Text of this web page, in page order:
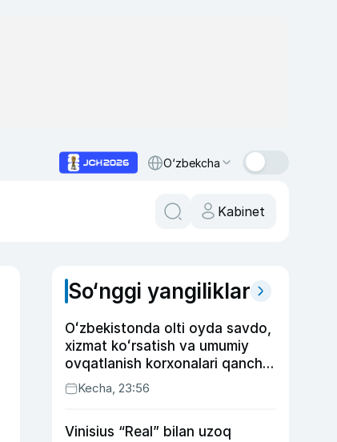
O‘zbekcha
Kabinet
So‘nggi yangiliklar
Oʻzbekistonda olti oyda savdo,
xizmat koʻrsatish va umumiy
ovqatlanish korxonalari qancha
soliq toʻlagani ochiqlandi
Kecha, 23:56
Vinisius “Real” bilan uzoq